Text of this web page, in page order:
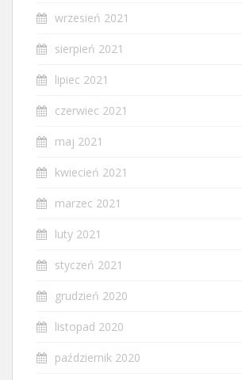
wrzesień 2021
sierpień 2021
lipiec 2021
czerwiec 2021
maj 2021
kwiecień 2021
marzec 2021
luty 2021
styczeń 2021
grudzień 2020
listopad 2020
październik 2020